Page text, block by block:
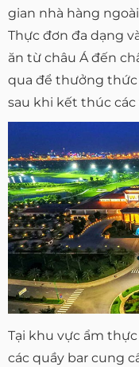
gian nhà hàng
Thực đơn đa dạng
ăn từ châu Á đến
qua để thưởng thức
sau khi kết thúc các
Tại khu vực ẩm
các quầy bar cung